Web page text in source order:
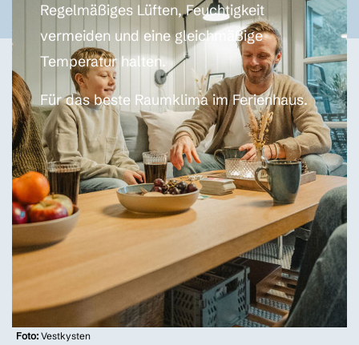
Regelmäßiges Lüften, Feuchtigkeit
vermeiden und eine gleichmäßige
Temperatur halten.
Für das beste Raumklima im Ferienhaus.
Foto: Vestkysten